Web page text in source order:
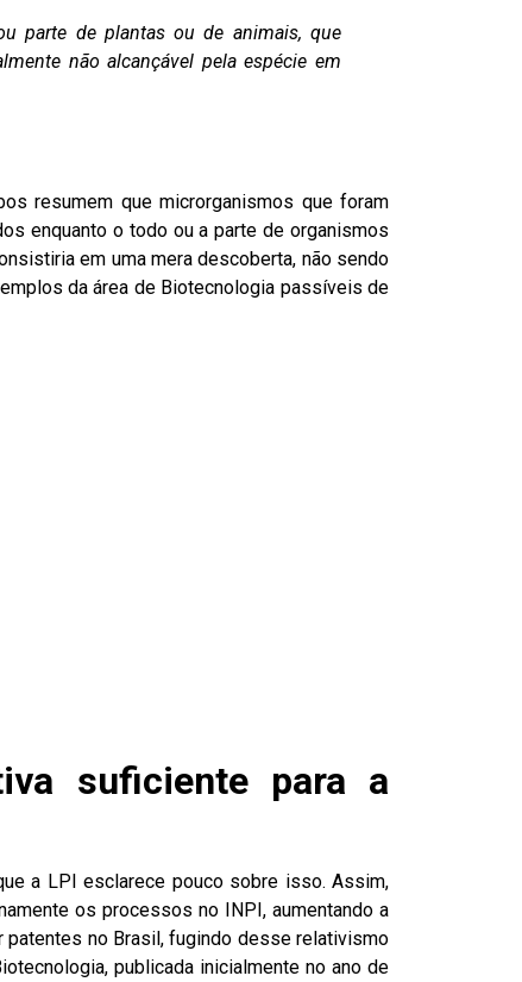
parte de plantas ou de animais, que
não alcançável pela espécie em
resumem que microrganismos que foram
enquanto o todo ou a parte de organismos
em uma mera descoberta, não sendo
da área de Biotecnologia passíveis de
suficiente para a
a LPI esclarece pouco sobre isso. Assim,
os processos no INPI, aumentando a
patentes no Brasil, fugindo desse relativismo
publicada inicialmente no ano de